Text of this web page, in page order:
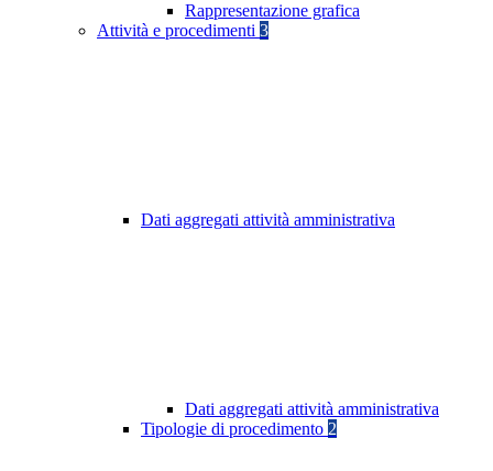
Rappresentazione grafica
Attività e procedimenti 3
Dati aggregati attività amministrativa
Dati aggregati attività amministrativa
Tipologie di procedimento 2